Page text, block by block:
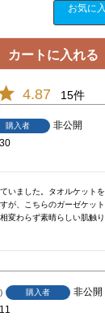
お気に
カートに入れる
4.87 15
購入者
非公開
いました。タオルケット
が、こちらのガーゼケッ
変わらず素晴らしい肌触
購入者
非公開